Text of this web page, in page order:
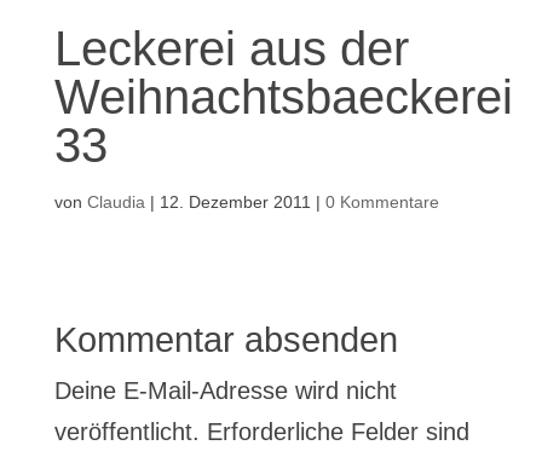
Leckerei aus der
Weihnachtsbaeckerei
33
von Claudia | 12. Dezember 2011 | 0 Kommentare
Kommentar absenden
Deine E-Mail-Adresse wird nicht
veröffentlicht. Erforderliche Felder sind